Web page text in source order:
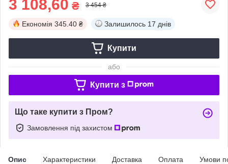
3 108,60 ₴ 3 454 ₴
Економія 345.40 ₴ Залишилось 17 днів
Купити
або
Купити з
Що таке купити з Пром?
Замовлення під захистом
Опис Характеристики Доставка Оплата Умови